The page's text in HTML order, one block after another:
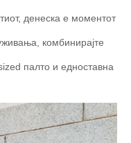
денеска е моментот
комбинирајте
палто и едноставна